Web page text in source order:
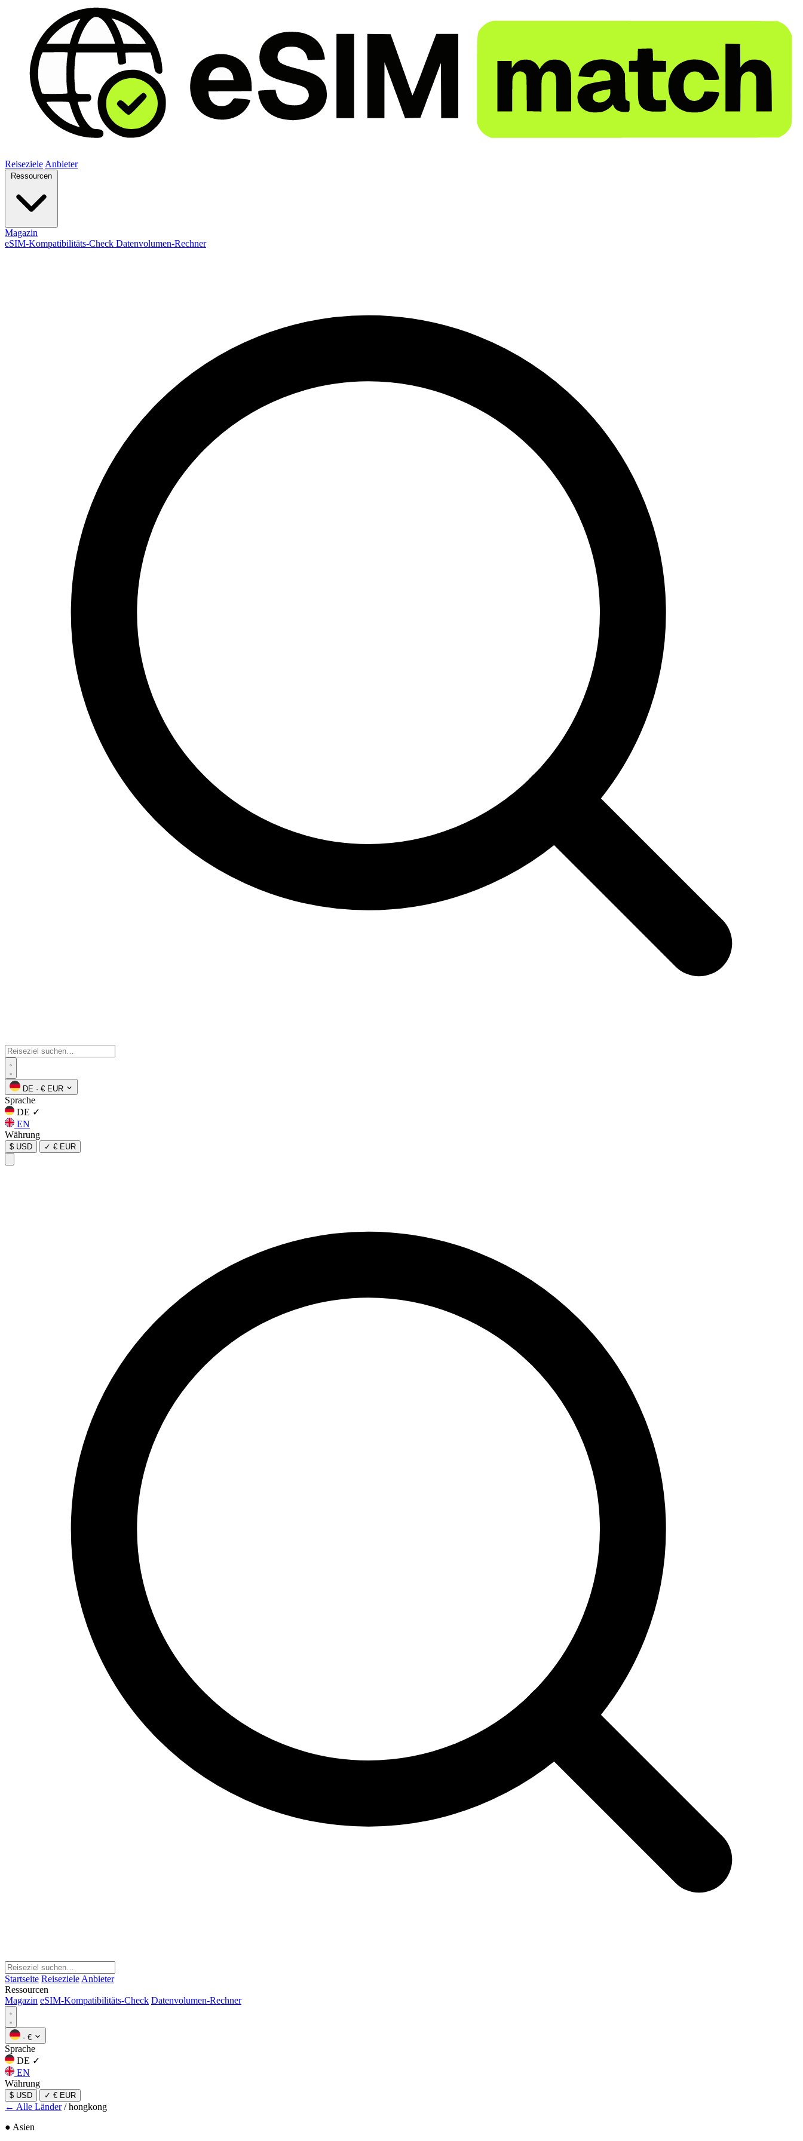
Reiseziele Anbieter
Magazin
eSIM-Kompatibilitäts-Check Datenvolumen-Rechner
DE · € EUR
Sprache
DE ✓
EN
Währung
$ USD ✓ € EUR
Startseite Reiseziele Anbieter
Ressourcen
Magazin eSIM-Kompatibilitäts-Check Datenvolumen-Rechner
· €
Sprache
DE ✓
EN
Währung
$ USD ✓ € EUR
← Alle Länder / hongkong
● Asien